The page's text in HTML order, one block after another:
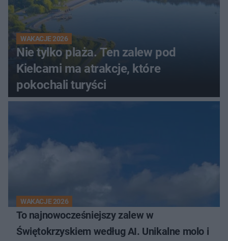
WAKACJE 2026
Nie tylko plaża. Ten zalew pod
Kielcami ma atrakcje, które
pokochali turyści
WAKACJE 2026
To najnowocześniejszy zalew w
Świętokrzyskiem według AI. Unikalne molo i